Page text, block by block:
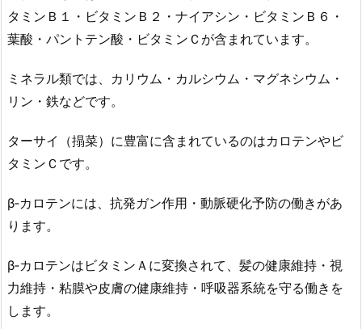
タミンＢ１・ビタミンＢ２・ナイアシン・ビタミンＢ６・
葉酸・パントテン酸・ビタミンＣが含まれています。
ミネラル類では、カリウム・カルシウム・マグネシウム・
リン・鉄などです。
ターサイ（搨菜）に豊富に含まれているのはカロテンやビ
タミンＣです。
β‐カロテンには、抗発ガン作用・動脈硬化予防の働きがあ
ります。
β‐カロテンはビタミンＡに変換されて、髪の健康維持・視
力維持・粘膜や皮膚の健康維持・呼吸器系統を守る働きを
します。